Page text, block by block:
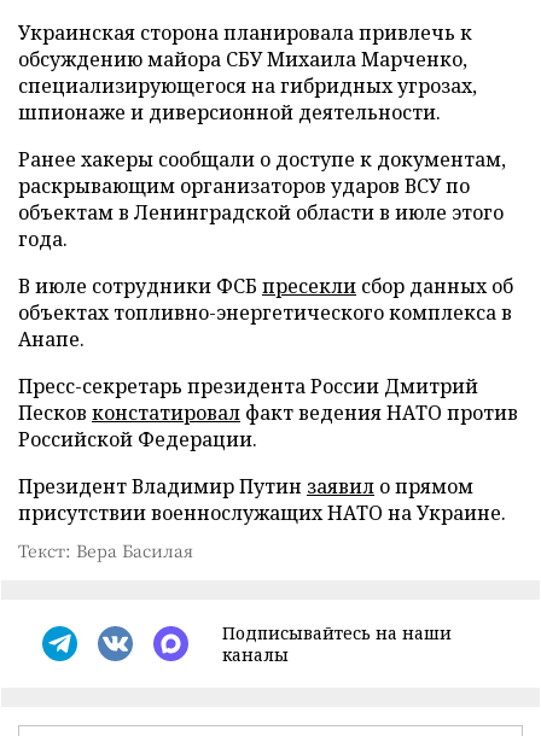
Украинская сторона планировала привлечь к
обсуждению майора СБУ Михаила Марченко,
специализирующегося на гибридных угрозах,
шпионаже и диверсионной деятельности.
Ранее хакеры сообщали о доступе к документам,
раскрывающим организаторов ударов ВСУ по
объектам в Ленинградской области в июле этого
года.
В июле сотрудники ФСБ пресекли сбор данных об
объектах топливно-энергетического комплекса в
Анапе.
Пресс-секретарь президента России Дмитрий
Песков констатировал факт ведения НАТО против
Российской Федерации.
Президент Владимир Путин заявил о прямом
присутствии военнослужащих НАТО на Украине.
Текст: Вера Басилая
Подписывайтесь на наши
каналы